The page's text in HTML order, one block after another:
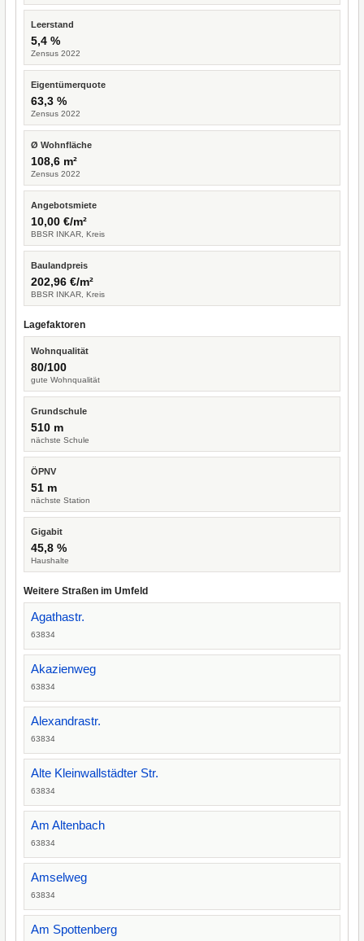
Leerstand
5,4 %
Zensus 2022
Eigentümerquote
63,3 %
Zensus 2022
Ø Wohnfläche
108,6 m²
Zensus 2022
Angebotsmiete
10,00 €/m²
BBSR INKAR, Kreis
Baulandpreis
202,96 €/m²
BBSR INKAR, Kreis
Lagefaktoren
Wohnqualität
80/100
gute Wohnqualität
Grundschule
510 m
nächste Schule
ÖPNV
51 m
nächste Station
Gigabit
45,8 %
Haushalte
Weitere Straßen im Umfeld
Agathastr.
63834
Akazienweg
63834
Alexandrastr.
63834
Alte Kleinwallstädter Str.
63834
Am Altenbach
63834
Amselweg
63834
Am Spottenberg